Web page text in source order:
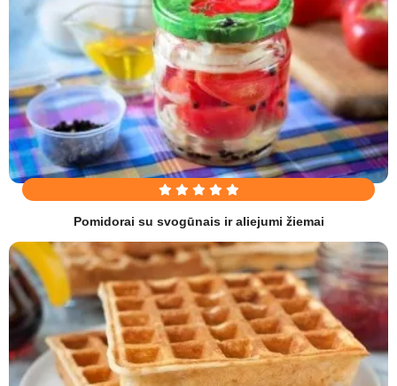
Pomidorai su svogūnais ir aliejumi žiemai